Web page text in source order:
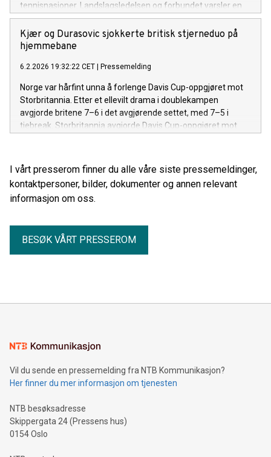
tennisnasjoner. Landslagsledelsen og forbundet varsler en
tøff kamp, men har stor tro på norsk seier.
Kjær og Durasovic sjokkerte britisk stjerneduo på
hjemmebane
6.2.2026 19:32:22 CET Pressemelding
Norge var hårfint unna å forlenge Davis Cup-oppgjøret mot
Storbritannia. Etter et ellevilt drama i doublekampen
avgjorde britene 7–6 i det avgjørende settet, med 7–5 i
tiebreak. Storbritannia avgjorde Davis Cup-oppgjøret mot
I vårt presserom finner du alle våre siste pressemeldinger,
kontaktpersoner, bilder, dokumenter og annen relevant
informasjon om oss.
BESØK VÅRT PRESSEROM
Vil du sende en pressemelding fra NTB Kommunikasjon?
Her finner du mer informasjon om tjenesten
NTB besøksadresse
Skippergata 24 (Pressens hus)
0154 Oslo